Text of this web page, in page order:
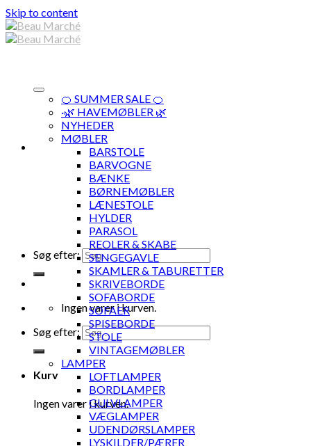
Skip to content
Søg efter:
Ingen varer i kurven.
Søg efter:
Kurv
Ingen varer i kurven.
🍊 SUMMER SALE 🍊
·🌿 HAVEMØBLER 🌿
NYHEDER
MØBLER
BARSTOLE
BARVOGNE
BÆNKE
BØRNEMØBLER
LÆNESTOLE
HYLDER
PARASOL
REOLER & SKABE
SENGEGAVLE
SKAMLER & TABURETTER
SKRIVEBORDE
SOFABORDE
SOFAER
SPISEBORDE
STOLE
VINTAGEMØBLER
LAMPER
LOFTLAMPER
BORDLAMPER
GULVLAMPER
VÆGLAMPER
UDENDØRSLAMPER
LYSKILDER/PÆRER